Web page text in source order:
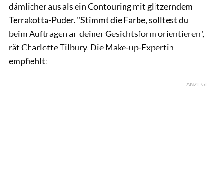
dämlicher aus als ein Contouring mit glitzerndem
Terrakotta-Puder. "Stimmt die Farbe, solltest du
beim Auftragen an deiner Gesichtsform orientieren",
rät Charlotte Tilbury. Die Make-up-Expertin
empfiehlt:
ANZEIGE